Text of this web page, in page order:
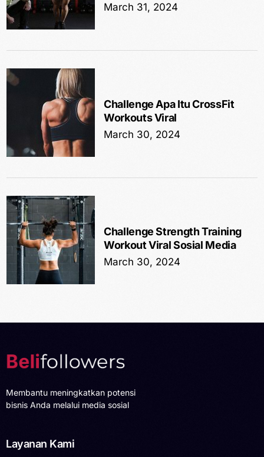
March 31, 2024
Challenge Apa Itu CrossFit
Workouts Viral
March 30, 2024
Challenge Strength Training
Workout Viral Sosial Media
March 30, 2024
Membantu meningkatkan potensi
bisnis Anda melalui media sosial
Layanan Kami